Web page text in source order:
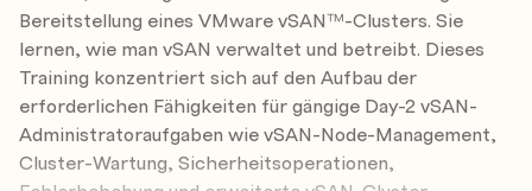
Bereitstellung eines VMware vSAN™-Clusters. Sie
lernen, wie man vSAN verwaltet und betreibt. Dieses
Training konzentriert sich auf den Aufbau der
erforderlichen Fähigkeiten für gängige Day-2 vSAN-
Administratoraufgaben wie vSAN-Node-Management,
Cluster-Wartung, Sicherheitsoperationen,